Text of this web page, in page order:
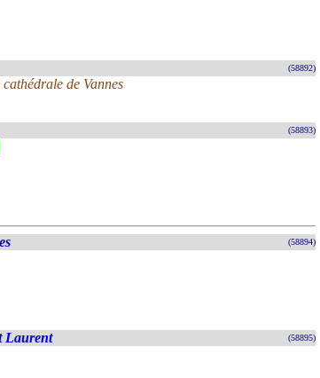
(58892)
de Vannes
(58893)
(58894)
Laurent (58895)